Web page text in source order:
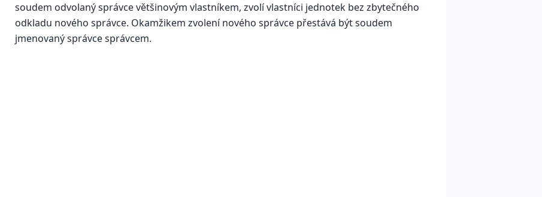
soudem odvolaný správce většinovým vlastníkem, zvolí vlastníci jednotek bez zbytečného
odkladu nového správce. Okamžikem zvolení nového správce přestává být soudem
jmenovaný správce správcem.